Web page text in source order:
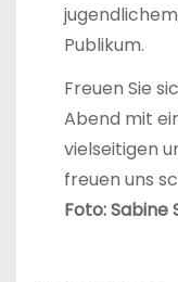
Publikum.
Freuen Sie
Abend mit
vielseitigen
freuen uns
Foto: Sabine